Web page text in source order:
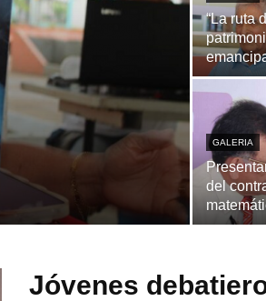
“La ruta
GALERIA
del
Jóvenes